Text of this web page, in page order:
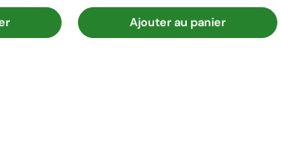
Ajouter au panier